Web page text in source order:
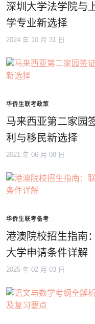
深圳大学法学院与
学专业新选择
2024 年 10 月 31 日
华侨生联考政策
马来西亚第二家园
利与移民新选择
2021 年 06 月 08 日
华侨生联考备考
港澳院校招生指南
大学申请条件详解
2025 年 02 月 03 日